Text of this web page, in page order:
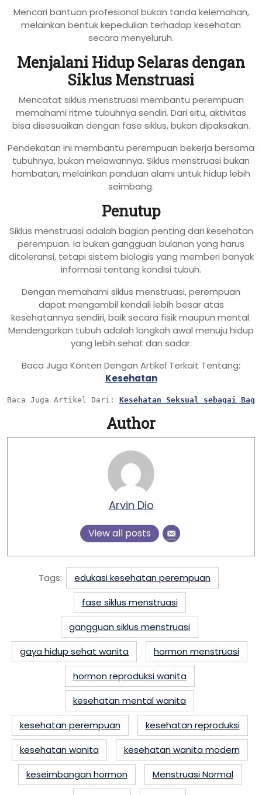
Mencari bantuan profesional bukan tanda kelemahan,
melainkan bentuk kepedulian terhadap kesehatan
secara menyeluruh.
Menjalani Hidup Selaras dengan
Siklus Menstruasi
Mencatat siklus menstruasi membantu perempuan
memahami ritme tubuhnya sendiri. Dari situ, aktivitas
bisa disesuaikan dengan fase siklus, bukan dipaksakan.
Pendekatan ini membantu perempuan bekerja bersama
tubuhnya, bukan melawannya. Siklus menstruasi bukan
hambatan, melainkan panduan alami untuk hidup lebih
seimbang.
Penutup
Siklus menstruasi adalah bagian penting dari kesehatan
perempuan. Ia bukan gangguan bulanan yang harus
ditoleransi, tetapi sistem biologis yang memberi banyak
informasi tentang kondisi tubuh.
Dengan memahami siklus menstruasi, perempuan
dapat mengambil kendali lebih besar atas
kesehatannya sendiri, baik secara fisik maupun mental.
Mendengarkan tubuh adalah langkah awal menuju hidup
yang lebih sehat dan sadar.
Baca Juga Konten Dengan Artikel Terkait Tentang:
Kesehatan
Baca Juga Artikel Dari: Kesehatan Seksual sebagai
Author
Arvin Dio
View all posts
Tags:
edukasi kesehatan perempuan
fase siklus menstruasi
gangguan siklus menstruasi
gaya hidup sehat wanita
hormon menstruasi
hormon reproduksi wanita
kesehatan mental wanita
kesehatan perempuan
kesehatan reproduksi
kesehatan wanita
kesehatan wanita modern
keseimbangan hormon
Menstruasi Normal